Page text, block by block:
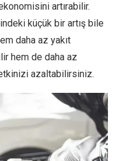
artırabilir.
küçük bir artış bile
daha az yakıt
hem de daha az
azaltabilirsiniz.